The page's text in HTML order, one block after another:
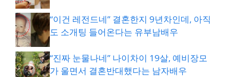
“이건 레전드네” 결혼한지 9년차인데, 아직
도 소개팅 들어온다는 유부남배우
“진짜 눈물나네” 나이차이 19살, 예비장모
가 울면서 결혼반대했다는 남자배우